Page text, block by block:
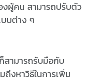
งผู้คน สามารถปรับตัว
บบต่าง ๆ
สามารถรับมือกับ
ถึงหาวิธีในการเพิ่ม